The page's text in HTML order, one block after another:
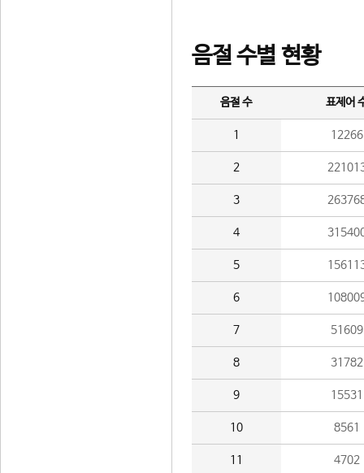
음절 수별 현황
음절 수 표제어
1 12266
2
3
4
5
6
7 51609
8 31782
9 15531
10 8561
11 4702